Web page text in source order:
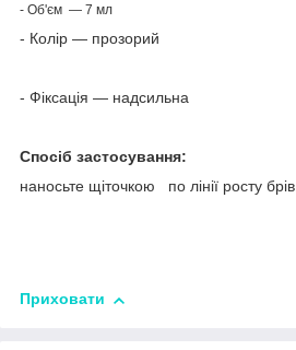
- Об'єм — 7 мл
- Колір — прозорий
- Фіксація — надсильна
Спосіб застосування:
наносьте щіточкою по лінії росту брів.
Приховати